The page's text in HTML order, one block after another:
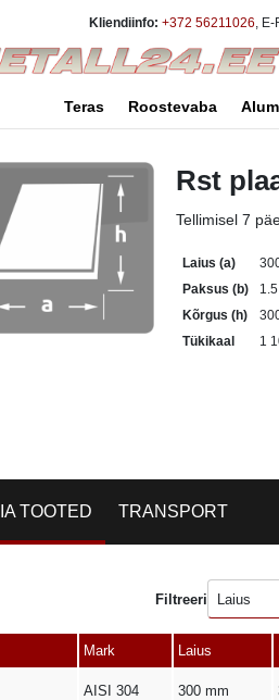
Kliendiinfo: +372 56211026, E-
Teras Roostevaba
Rst
Tellimisel 7
Laius (a)
Paksus (b)
Kõrgus (h)
Tükikaal
1
TOOTED TRANSPORT
Filtreeri Laius
Mark Laius
AISI 304 300 mm